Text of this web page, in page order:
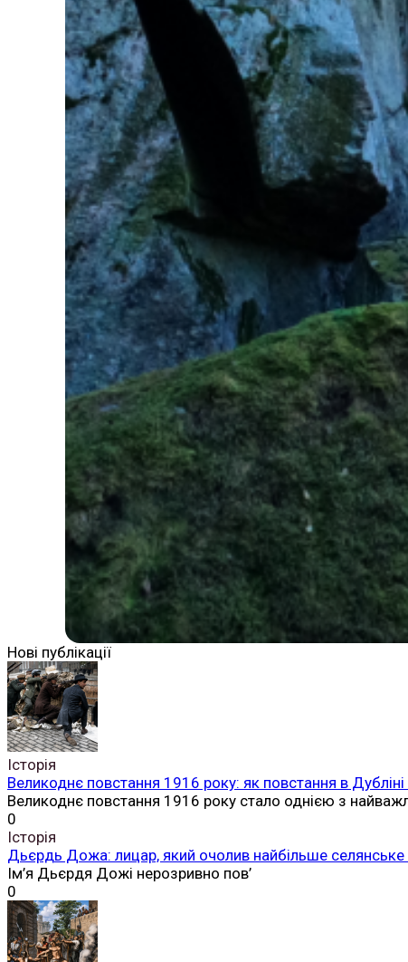
Нові публікації
Історія
Великоднє повстання 1916 року: як повстання в
Великоднє повстання 1916 року стало однією з
0
Історія
Дьєрдь Дожа: лицар, який очолив найбільше селянське
Ім’я Дьєрдя Дожі нерозривно пов’
0